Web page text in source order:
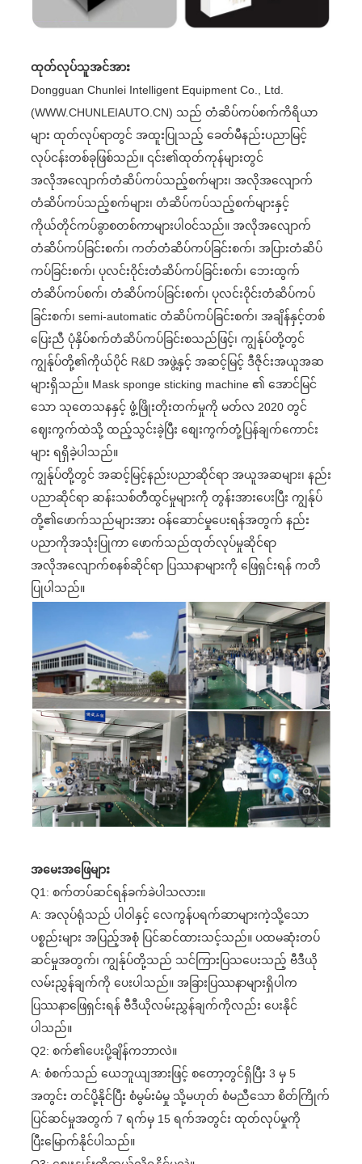
ထုတ်လုပ်သူအင်အား
Dongguan Chunlei Intelligent Equipment Co., Ltd.
(WWW.CHUNLEIAUTO.CN) သည် တံဆိပ်ကပ်စက်ကိရိယာ
များ ထုတ်လုပ်ရာတွင် အထူးပြုသည့် ခေတ်မီနည်းပညာမြင့်
လုပ်ငန်းတစ်ခုဖြစ်သည်။ ၎င်း၏ထုတ်ကုန်များတွင်
အလိုအလျောက်တံဆိပ်ကပ်သည့်စက်များ၊ အလိုအလျောက်
တံဆိပ်ကပ်သည့်စက်များ၊ တံဆိပ်ကပ်သည့်စက်များနှင့်
ကိုယ်တိုင်ကပ်ခွာစတစ်ကာများပါဝင်သည်။ အလိုအလျောက်
တံဆိပ်ကပ်ခြင်းစက်၊ ကတ်တံဆိပ်ကပ်ခြင်းစက်၊ အပြားတံဆိပ်
ကပ်ခြင်းစက်၊ ပုလင်းဝိုင်းတံဆိပ်ကပ်ခြင်းစက်၊ ဘေးထွက်
တံဆိပ်ကပ်စက်၊ တံဆိပ်ကပ်ခြင်းစက်၊ ပုလင်းဝိုင်းတံဆိပ်ကပ်
ခြင်းစက်၊ semi-automatic တံဆိပ်ကပ်ခြင်းစက်၊ အချိန်နှင့်တစ်
ပြေးညီ ပုံနှိပ်စက်တံဆိပ်ကပ်ခြင်းစသည်ဖြင့်၊ ကျွန်ုပ်တို့တွင်
ကျွန်ုပ်တို့၏ကိုယ်ပိုင် R&D အဖွဲ့နှင့် အဆင့်မြင့် ဒီဇိုင်းအယူအဆ
များရှိသည်။ Mask sponge sticking machine ၏ အောင်မြင်
သော သုတေသနနှင့် ဖွံ့ဖြိုးတိုးတက်မှုကို မတ်လ 2020 တွင်
ဈေးကွက်ထဲသို့ ထည့်သွင်းခဲ့ပြီး စျေးကွက်တုံ့ပြန်ချက်ကောင်း
များ ရရှိခဲ့ပါသည်။
ကျွန်ုပ်တို့တွင် အဆင့်မြင့်နည်းပညာဆိုင်ရာ အယူအဆများ၊ နည်း
ပညာဆိုင်ရာ ဆန်းသစ်တီထွင်မှုများကို တွန်းအားပေးပြီး ကျွန်ုပ်
တို့၏ဖောက်သည်များအား ဝန်ဆောင်မှုပေးရန်အတွက် နည်း
ပညာကိုအသုံးပြုကာ ဖောက်သည်ထုတ်လုပ်မှုဆိုင်ရာ
အလိုအလျောက်စနစ်ဆိုင်ရာ ပြဿနာများကို ဖြေရှင်းရန် ကတိ
ပြုပါသည်။
အမေးအဖြေများ
Q1: စက်တပ်ဆင်ရန်ခက်ခဲပါသလား။
A: အလုပ်ရုံသည် ပါဝါနှင့် လေကွန်ပရက်ဆာများကဲ့သို့သော
ပစ္စည်းများ အပြည့်အစုံ ပြင်ဆင်ထားသင့်သည်။ ပထမဆုံးတပ်
ဆင်မှုအတွက်၊ ကျွန်ုပ်တို့သည် သင်ကြားပြသပေးသည့် ဗီဒီယို
လမ်းညွှန်ချက်ကို ပေးပါသည်။ အခြားပြဿနာများရှိပါက
ပြဿနာဖြေရှင်းရန် ဗီဒီယိုလမ်းညွှန်ချက်ကိုလည်း ပေးနိုင်
ပါသည်။
Q2: စက်၏ပေးပို့ချိန်ကဘာလဲ။
A: စံစက်သည် ယေဘူယျအားဖြင့် စတော့တွင်ရှိပြီး 3 မှ 5
အတွင်း တင်ပို့နိုင်ပြီး စံမွမ်းမံမှု သို့မဟုတ် စံမညီသော စိတ်ကြိုက်
ပြင်ဆင်မှုအတွက် 7 ရက်မှ 15 ရက်အတွင်း ထုတ်လုပ်မှုကို
ပြီးမြောက်နိုင်ပါသည်။